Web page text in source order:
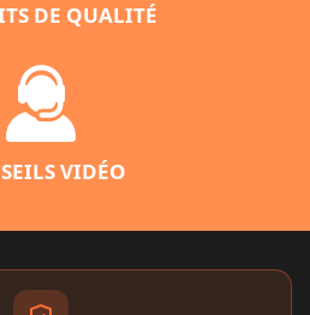
DE QUALITÉ
VIDÉO